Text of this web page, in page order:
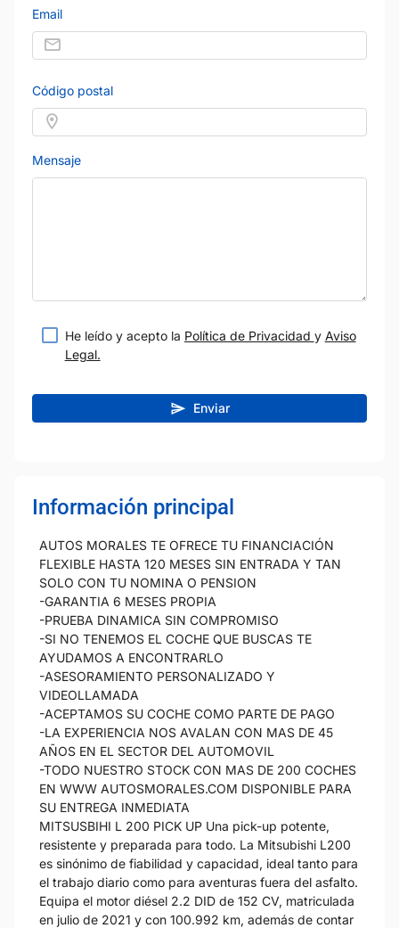
Email
Código postal
Mensaje
He leído y acepto la Política de Privacidad y Aviso
Legal.
Enviar
Información principal
AUTOS MORALES TE OFRECE TU FINANCIACIÓN
FLEXIBLE HASTA 120 MESES SIN ENTRADA Y TAN
SOLO CON TU NOMINA O PENSION
-GARANTIA 6 MESES PROPIA
-PRUEBA DINAMICA SIN COMPROMISO
-SI NO TENEMOS EL COCHE QUE BUSCAS TE
AYUDAMOS A ENCONTRARLO
-ASESORAMIENTO PERSONALIZADO Y
VIDEOLLAMADA
-ACEPTAMOS SU COCHE COMO PARTE DE PAGO
-LA EXPERIENCIA NOS AVALAN CON MAS DE 45
AÑOS EN EL SECTOR DEL AUTOMOVIL
-TODO NUESTRO STOCK CON MAS DE 200 COCHES
EN WWW AUTOSMORALES.COM DISPONIBLE PARA
SU ENTREGA INMEDIATA
MITSUSBIHI L 200 PICK UP Una pick-up potente,
resistente y preparada para todo. La Mitsubishi L200
es sinónimo de fiabilidad y capacidad, ideal tanto para
el trabajo diario como para aventuras fuera del asfalto.
Equipa el motor diésel 2.2 DID de 152 CV, matriculada
en julio de 2021 y con 100.992 km, además de contar